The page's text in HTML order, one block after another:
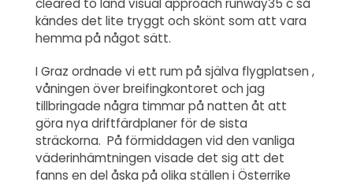
kändes det lite tryggt och skönt som att vara
hemma på något sätt.
I Graz ordnade vi ett rum på själva flygplatsen ,
våningen över breifingkontoret och jag
tillbringade några timmar på natten åt att
göra nya driftfärdplaner för de sista
sträckorna. På förmiddagen vid den vanliga
väderinhämtningen visade det sig att det
fanns en del åska på olika ställen i Österrike